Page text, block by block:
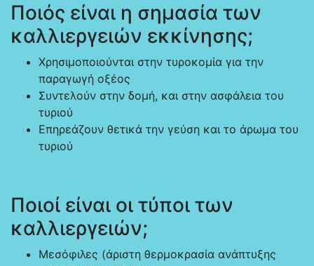
Ποιός είναι η σημασία των
καλλιεργειών εκκίνησης;
Χρησιμοποιούνται στην τυροκομία για την
παραγωγή οξέος
Συντελούν στην δομή, και στην ασφάλεια του
τυριού
Επηρεάζουν θετικά την γεύση και το άρωμα του
τυριού
Ποιοί είναι οι τύποι των
καλλιεργειών;
Μεσόφιλες (άριστη θερμοκρασία ανάπτυξης